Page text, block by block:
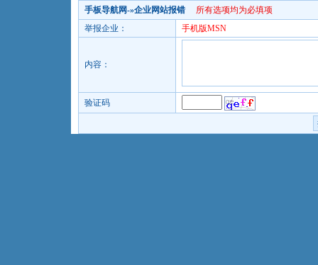
手板导航网-»企业网站报错
所有选项均为必填项
举报企业：
手机版MSN
内容：
验证码